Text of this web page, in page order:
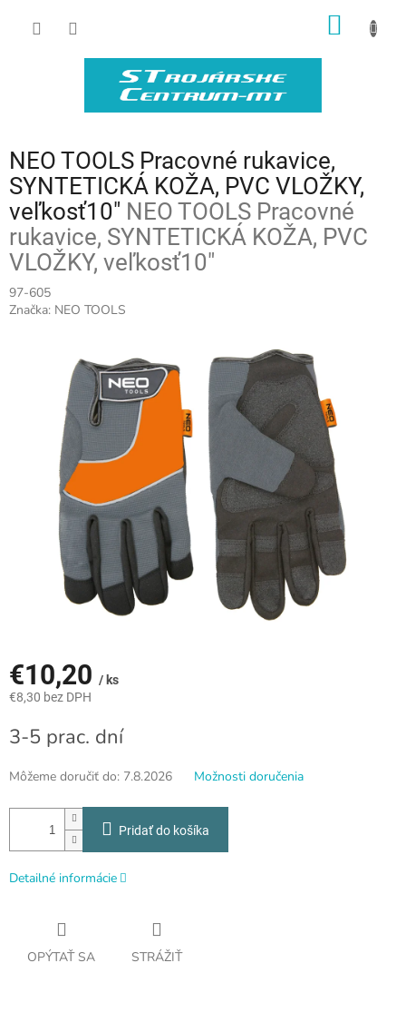
NEO TOOLS Pracovné rukavice,
SYNTETICKÁ KOŽA, PVC VLOŽKY,
veľkosť10" NEO TOOLS Pracovné
rukavice, SYNTETICKÁ KOŽA, PVC
VLOŽKY, veľkosť10"
97-605
Značka: NEO TOOLS
€10,20 / ks
€8,30 bez DPH
cena:
3-5 prac. dní
Môžeme doručiť do: 7.8.2026 Možnosti doručenia
Pridať do košíka
Detailné informácie
OPÝTAŤ SA STRÁŽIŤ